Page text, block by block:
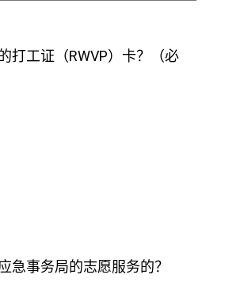
打工证（RWVP）卡？
（必
急事务局的志愿服务的？